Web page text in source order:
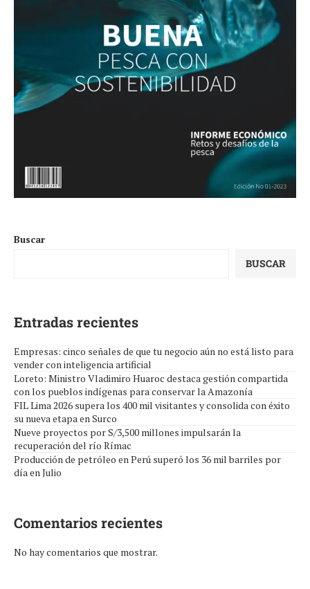
Buscar
BUSCAR
Entradas recientes
Empresas: cinco señales de que tu negocio aún no está listo para
vender con inteligencia artificial
Loreto: Ministro Vladimiro Huaroc destaca gestión compartida
con los pueblos indígenas para conservar la Amazonía
FIL Lima 2026 supera los 400 mil visitantes y consolida con éxito
su nueva etapa en Surco
Nueve proyectos por S/3,500 millones impulsarán la
recuperación del río Rímac
Producción de petróleo en Perú superó los 36 mil barriles por
día en Julio
Comentarios recientes
No hay comentarios que mostrar.